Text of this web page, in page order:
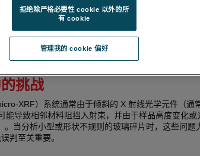
包括Ca/Mg、Ca/Ti、Ca/Fe、Sr/Zr、Fe/Zr和Ca/K。
来源的碳酸钠石灰玻璃方面非常有效，可协助法医专
挑战
XRF）系统通常由于倾斜的 X 射线光学元件（通
能导致相邻材料阻挡入射束，并由于样品高度变化或
。当分析小型或形状不规则的玻璃碎片时，这些问题
判至关重要。
管理我的 cookie 偏好
拒绝除严格必要性 cookie 以外的所
有 cookie